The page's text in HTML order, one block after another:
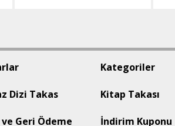
Kategoriler
Dizi Takas Kitap Takası
Geri Ödeme İndirim Kuponu